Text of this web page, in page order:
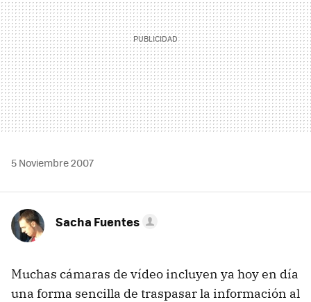
5 Noviembre 2007
Sacha Fuentes
Muchas cámaras de vídeo incluyen ya hoy en día
una forma sencilla de traspasar la información al